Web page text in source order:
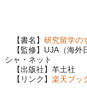
【書名】 研究留学の
【監修】UJA（海外
シャ・ネット
【出版社】羊土社
【リンク】 楽天ブッ